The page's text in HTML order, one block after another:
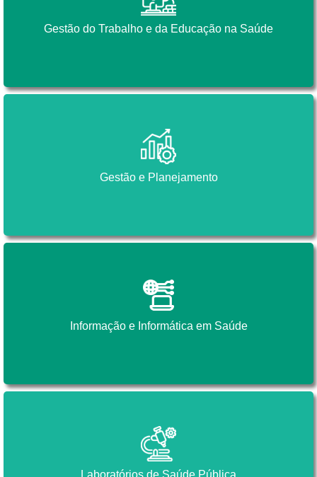
Gestão do Trabalho e da Educação na Saúde
Gestão do Trabalho e da Educação na Saúde
Gestão e Planejamento
Gestão e Planejamento
Informação e Informática em Saúde
Informação e Informática em Saúde